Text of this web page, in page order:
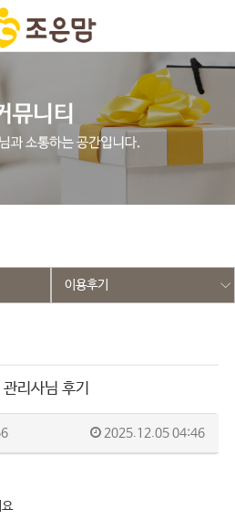
where wr_is_comment
05 04:46:03' and wr_id <> '2655'
1 asdasf
이용후기
리사님 후기
2025.12.05 04:46